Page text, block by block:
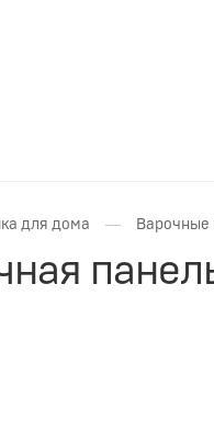
для дома — Варочные